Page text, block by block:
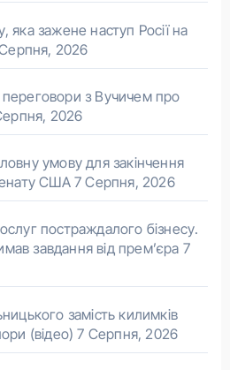
яка зажене наступ Росії на
2026
з Вучичем про
2026
умову для закінчення
США 7 Серпня, 2026
постраждалого бізнесу.
завдання від прем’єра 7
замість килимків
(відео) 7 Серпня, 2026